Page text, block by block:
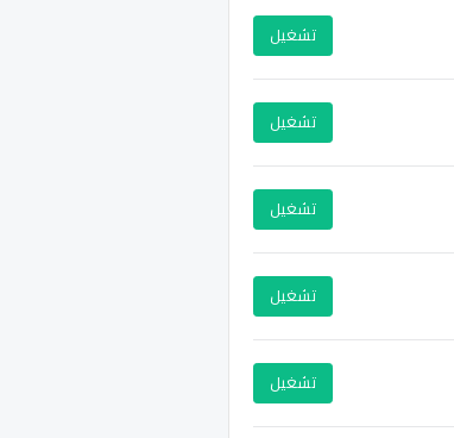
تشغيل
تشغيل
تشغيل
تشغيل
تشغيل